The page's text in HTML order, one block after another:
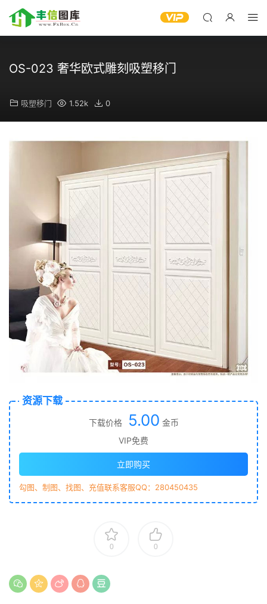
OS-023 奢华欧式雕刻吸塑移门
吸塑移门 1.52k 0
资源下载
下载价格 5.00 金币
VIP免费
立即购买
勾图、制图、找图、充值联系客服QQ：280450435
0 0